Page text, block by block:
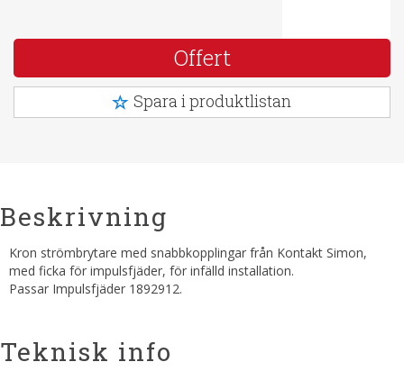
Offert
Spara i produktlistan
Beskrivning
Kron strömbrytare med snabbkopplingar från Kontakt Simon,
med ficka för impulsfjäder, för infälld installation.
Passar Impulsfjäder 1892912.
Teknisk info